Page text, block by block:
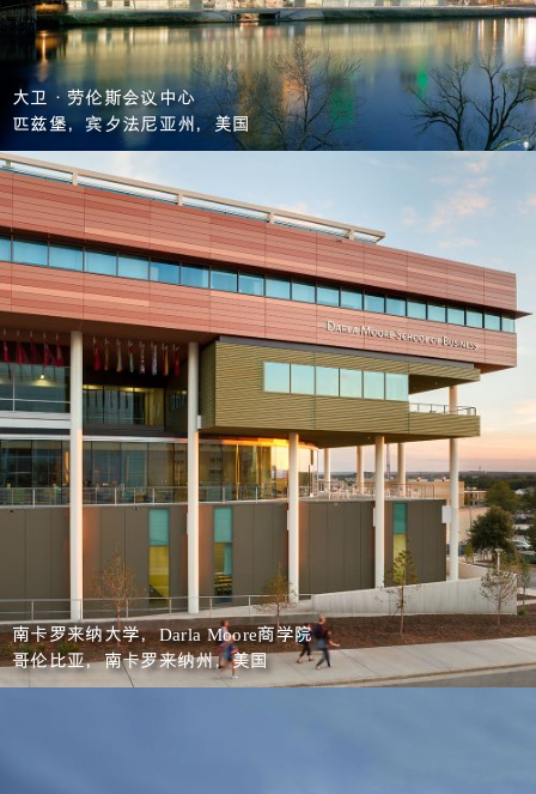
大卫·劳伦斯会议中心
匹兹堡，宾夕法尼亚州，美国
南卡罗来纳大学，Darla Moore商学院
哥伦比亚，南卡罗来纳州，美国